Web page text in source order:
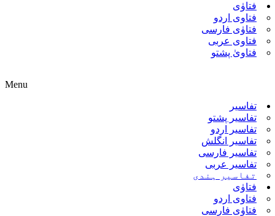
فتاوٰی
فتاوی اردو
فتاوٰی فارسی
فتاوی عربی
فتاویٰ پشتو
Menu
تفاسیر
تفاسیر پشتو
تفاسیر اردو
تفاسیر انگلش
تفاسیر فارسی
تفاسیر عربی
تفاسیر ہندی
فتاوٰی
فتاوی اردو
فتاوٰی فارسی